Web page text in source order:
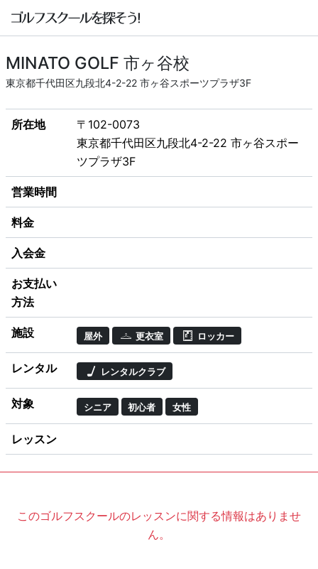
MINATO GOLF 市ヶ谷校
東京都千代田区九段北4-2-22 市ヶ谷スポーツプラザ3F
所在地
〒102-0073
東京都千代田区九段北4-2-22 市ヶ谷スポー
ツプラザ3F
営業時間
料金
入会金
お支払い
方法
施設 屋外 更衣室 ロッカー
レンタル レンタルクラブ
対象 シニア 初心者 女性
レッスン
このゴルフスクールのレッスンに関する情報はありませ
ん。